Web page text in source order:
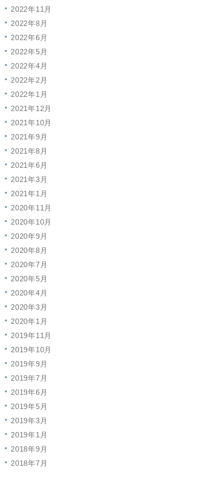
2022年11月
2022年8月
2022年6月
2022年5月
2022年4月
2022年2月
2022年1月
2021年12月
2021年10月
2021年9月
2021年8月
2021年6月
2021年3月
2021年1月
2020年11月
2020年10月
2020年9月
2020年8月
2020年7月
2020年5月
2020年4月
2020年3月
2020年1月
2019年11月
2019年10月
2019年9月
2019年7月
2019年6月
2019年5月
2019年3月
2019年1月
2018年9月
2018年7月